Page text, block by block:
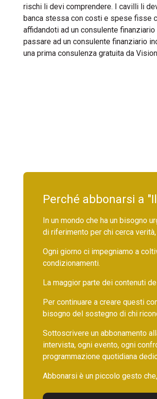
rischi li devi comprendere. I cavilli li
banca stessa con costi e spese fisse
affidandoti ad un consulente
passare ad un consulente finanziario
una prima consulenza gratuita da
Perché abbonarsi a
In un mondo che ha un bisogno
di riferimento per chi cerca
Ogni giorno ci impegniamo a
condizionamenti.
La maggior parte dei contenuti
Per continuare a creare questi
bisogno del sostegno di chi
Sottoscrivere un abbonamento
intervista, ogni evento, ogni
programmazione quotidiana
Abbonarsi è un piccolo gesto